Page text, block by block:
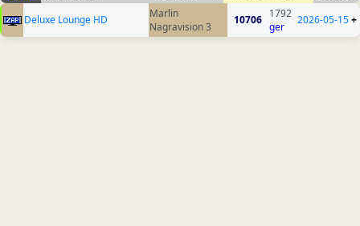
Deluxe Lounge HD
Marlin
Nagravision 3
10706 1792
ger
2026-05-15+